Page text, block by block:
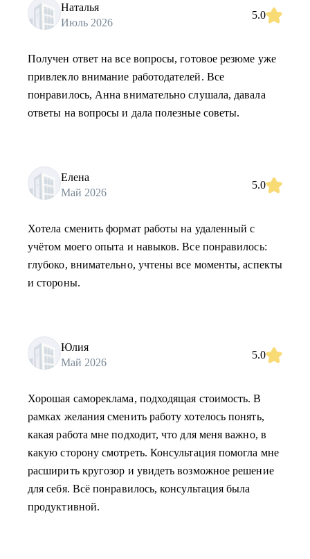
Наталья
Июль 2026
5.0
Получен ответ на все вопросы, готовое резюме уже
привлекло внимание работодателей. Все
понравилось, Анна внимательно слушала, давала
ответы на вопросы и дала полезные советы.
Елена
Май 2026
5.0
Хотела сменить формат работы на удаленный с
учётом моего опыта и навыков. Все понравилось:
глубоко, внимательно, учтены все моменты, аспекты
и стороны.
Юлия
Май 2026
5.0
Хорошая самореклама, подходящая стоимость. В
рамках желания сменить работу хотелось понять,
какая работа мне подходит, что для меня важно, в
какую сторону смотреть. Консультация помогла мне
расширить кругозор и увидеть возможное решение
для себя. Всё понравилось, консультация была
продуктивной.